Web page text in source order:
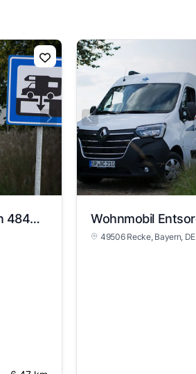
Wohnmobil Entsorgungsstation in 48496 Hopsten
49506 Recke, Bayern, DE